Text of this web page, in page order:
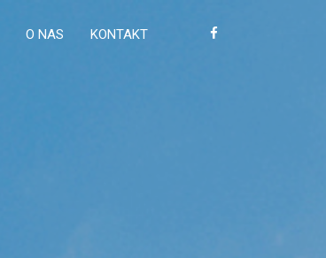
O NAS KONTAKT